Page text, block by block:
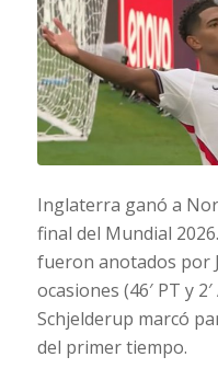
Inglaterra ganó a
final del Mundial
fueron anotados por
ocasiones (46′ PT y
Schjelderup marcó
del primer tiempo.